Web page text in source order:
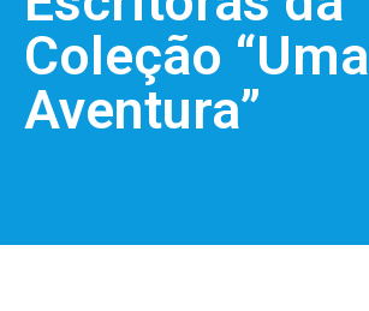
Coleção “Uma
Aventura”